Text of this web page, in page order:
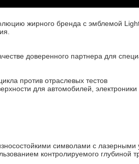
жирного бренда с эмблемой
доверенного партнера для
против отраслевых тестов
для автомобилей, электроники
символами с лазерными
контролируемого глубиной